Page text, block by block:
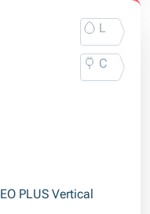
L
C
PLUS Vertical